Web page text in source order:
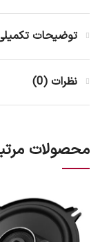
توضیحات
نظرات (0)
محصولات